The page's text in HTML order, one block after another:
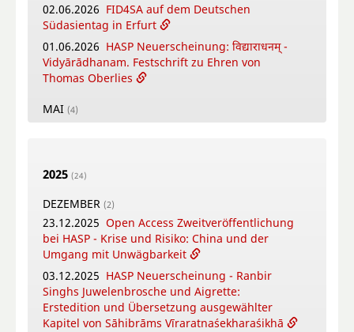
02.06.2026 FID4SA auf dem Deutschen
Südasientag in Erfurt
01.06.2026 HASP Neuerscheinung: विद्याराधनम् -
Vidyārādhanam. Festschrift zu Ehren von
Thomas Oberlies
MAI (4)
in Worship
18.05.2026
Term 2026
12.05.2026
New Open Access Publication by
HASP - Coṉṉa Vaṇṇam Ceyta Perumāḷ Temple
Inscriptions, Kāñcipuram
12.05.2026 Video-Tutorial - Die digitalen
Textsammlungen des FID Südasien
2025 (24)
DEZEMBER (2)
23.12.2025 Open Access Zweitveröffentlichung
bei HASP - Krise und Risiko: China und der
Umgang mit Unwägbarkeit
03.12.2025 HASP Neuerscheinung - Ranbir
Singhs Juwelenbrosche und Aigrette:
Erstedition und Übersetzung ausgewählter
Kapitel von Sāhibrāms Vīraratnaśekharaśikhā